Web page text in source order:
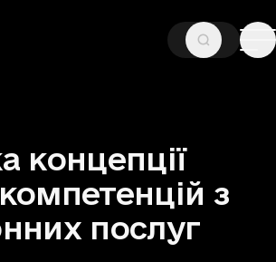
концепції
з
послуг